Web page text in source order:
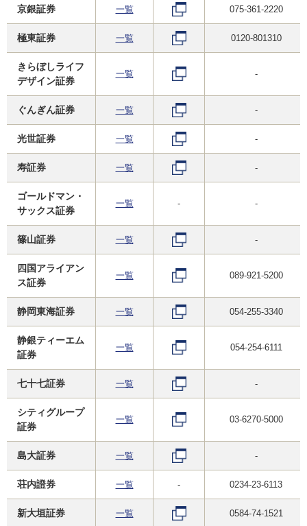
京銀証券 一覧 075-361-2220
極東証券 一覧 0120-801310
きらぼしライフ
デザイン証券
一覧 -
ぐんぎん証券 一覧 -
光世証券 一覧 -
寿証券 一覧 -
ゴールドマン・
サックス証券
一覧 - -
篠山証券 一覧 -
四国アライアン
ス証券
一覧 089-921-5200
静岡東海証券 一覧 054-255-3340
静銀ティーエム
証券
一覧 054-254-6111
七十七証券 一覧 -
シティグループ
証券
一覧 03-6270-5000
島大証券 一覧 -
荘内證券 一覧 - 0234-23-6113
新大垣証券 一覧 0584-74-1521